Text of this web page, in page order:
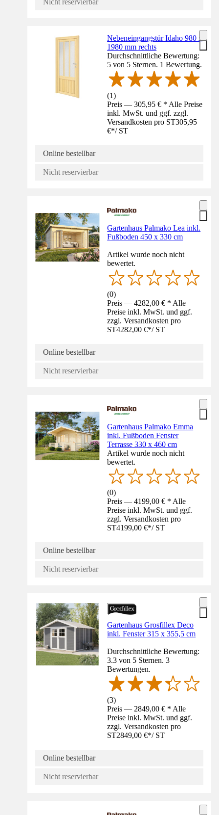
Nicht reservierbar
Nebeneingangstür Idaho 980 x
1980 mm rechts
Durchschnittliche Bewertung:
5 von 5 Sternen. 1 Bewertung.
(1)
Preis — 305,95 € * Alle Preise
inkl. MwSt. und ggf. zzgl.
Versandkosten pro ST305,95
€*/ ST
Online bestellbar
Nicht reservierbar
Gartenhaus Palmako Lea inkl.
Fußboden 450 x 330 cm
Artikel wurde noch nicht
bewertet.
(0)
Preis — 4282,00 € * Alle
Preise inkl. MwSt. und ggf.
zzgl. Versandkosten pro
ST4282,00 €*/ ST
Online bestellbar
Nicht reservierbar
Gartenhaus Palmako Emma
inkl. Fußboden Fenster
Terrasse 330 x 460 cm
Artikel wurde noch nicht
bewertet.
(0)
Preis — 4199,00 € * Alle
Preise inkl. MwSt. und ggf.
zzgl. Versandkosten pro
ST4199,00 €*/ ST
Online bestellbar
Nicht reservierbar
Gartenhaus Grosfillex Deco
inkl. Fenster 315 x 355,5 cm
Durchschnittliche Bewertung:
3.3 von 5 Sternen. 3
Bewertungen.
(3)
Preis — 2849,00 € * Alle
Preise inkl. MwSt. und ggf.
zzgl. Versandkosten pro
ST2849,00 €*/ ST
Online bestellbar
Nicht reservierbar